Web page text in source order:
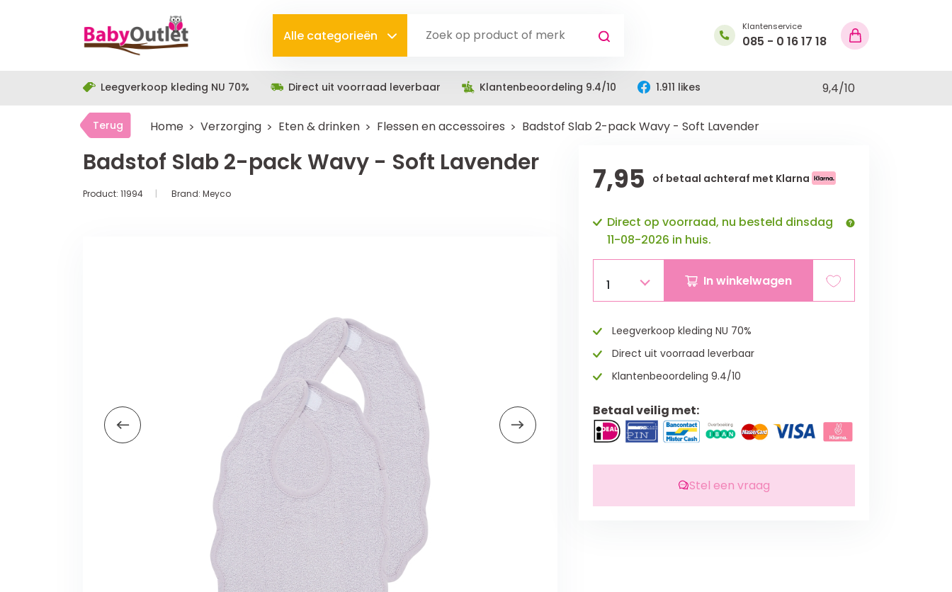
Alle categorieën
Klantenservice
085 - 0 16 17 18
Leegverkoop kleding NU 70% Direct uit voorraad leverbaar Klantenbeoordeling 9.4/10 1.911 likes 9,4/10
Terug Home Verzorging Eten & drinken Flessen en accessoires Badstof Slab 2-pack Wavy - Soft Lavender
Badstof Slab 2-pack Wavy - Soft Lavender
Product: 11994 Brand: Meyco 7,95 of betaal achteraf met Klarna
Direct op voorraad, nu besteld dinsdag
11-08-2026 in huis.
1 In winkelwagen
Leegverkoop kleding NU 70%
Direct uit voorraad leverbaar
Klantenbeoordeling 9.4/10
Betaal veilig met:
Stel een vraag